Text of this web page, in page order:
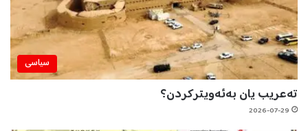
سیاسی
تەعریب یان بەئەویترکردن؟
2026-07-29